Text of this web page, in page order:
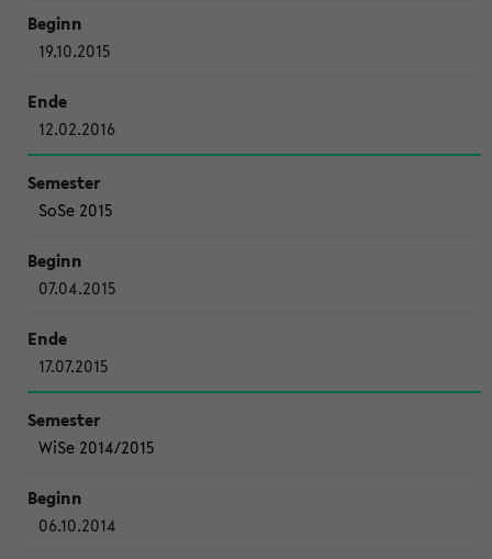
19.10.2015
12.02.2016
SoSe 2015
07.04.2015
17.07.2015
WiSe 2014/2015
06.10.2014